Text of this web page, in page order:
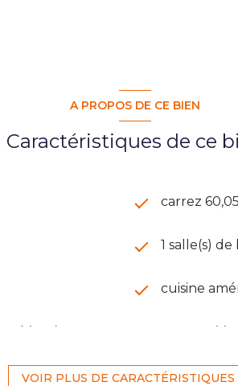
A PROPOS DE CE BIEN
Caractéristiques de ce
carrez
1 salle(s) de
cuisine
sol (gaz) 1 garage(s)
exposition
VOIR PLUS DE CARACTÉRISTIQUES